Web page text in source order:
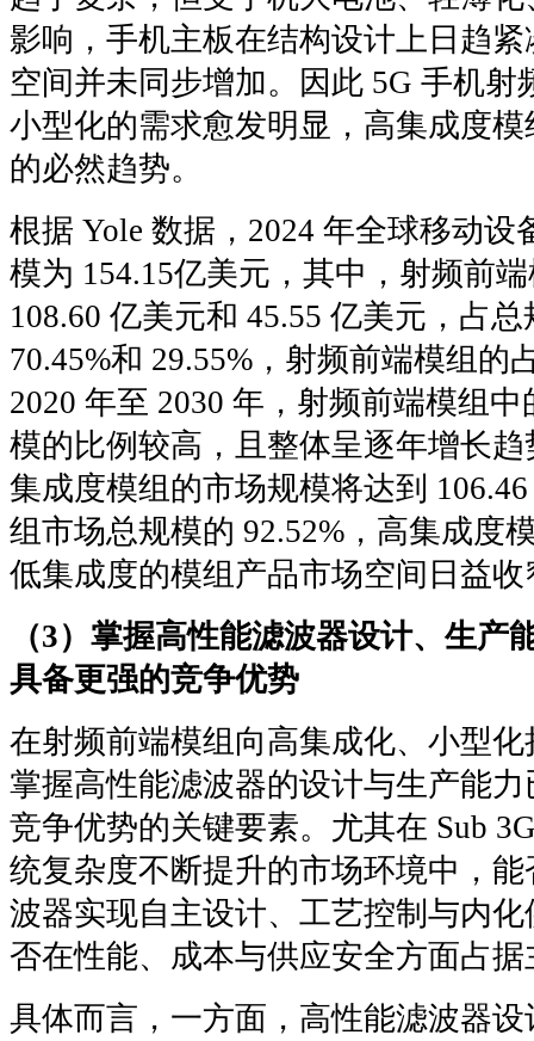
影响，手机主板在结构设计上日趋
空间并未同步增加。因此 5G 手机
小型化的需求愈发明显，高集成度
的必然趋势。
根据 Yole 数据，2024 年全球移动
模为 154.15亿美元，其中，射频前
108.60 亿美元和 45.55 亿美元，占
70.45%和 29.55%，射频前端模组的
2020 年至 2030 年，射频前端模组
模的比例较高，且整体呈逐年增长
集成度模组的市场规模将达到
组市场总规模的 92.52%，高集成度
低集成度的模组产品市场空间日益收
（3）掌握高性能滤波器设计、生产
具备更强的竞争优势
在射频前端模组向高集成化、小型
掌握高性能滤波器的设计与生产能
竞争优势的关键要素。尤其在 Sub
统复杂度不断提升的市场环境中，能
波器实现自主设计、工艺控制与内
否在性能、成本与供应安全方面占据
具体而言，一方面，高性能滤波器